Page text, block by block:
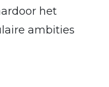
het
ambities